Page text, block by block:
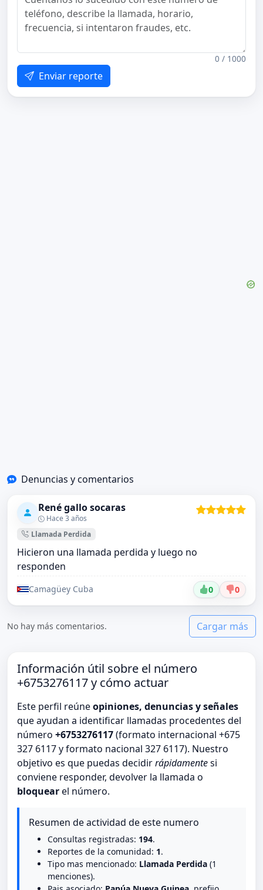
0 / 1000
Enviar reporte
Denuncias y comentarios
René gallo socaras
Hace 3 años
Llamada Perdida
Hicieron una llamada perdida y luego no
responden
Camagüey Cuba 0 0
No hay más comentarios. Cargar más
Información útil sobre el número
+6753276117 y cómo actuar
Este perfil reúneopiniones, denuncias y señales
que ayudan a identificar llamadas procedentes del
número +6753276117(formato internacional +675
327 6117 y formato nacional 327 6117). Nuestro
objetivo es que puedas decidirrápidamentesi
conviene responder, devolver la llamada o
bloquearel número.
Resumen de actividad de este numero
Consultas registradas: 194.
Reportes de la comunidad: 1.
Tipo mas mencionado: Llamada Perdida (1
menciones).